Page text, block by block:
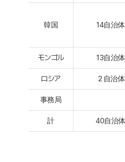
韓国 14自治体
モンゴル 13自治体
ロシア ２自治体
事務局
計 40自治体